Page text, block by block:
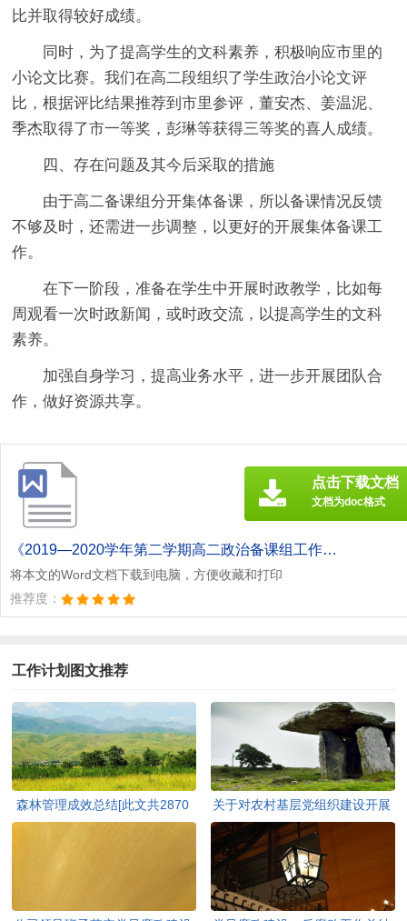
比并取得较好成绩。
同时，为了提高学生的文科素养，积极响应市里的
小论文比赛。我们在高二段组织了学生政治小论文评
比，根据评比结果推荐到市里参评，董安杰、姜温泥、
季杰取得了市一等奖，彭琳等获得三等奖的喜人成绩。
四、存在问题及其今后采取的措施
由于高二备课组分开集体备课，所以备课情况反馈
不够及时，还需进一步调整，以更好的开展集体备课工
作。
在下一阶段，准备在学生中开展时政教学，比如每
周观看一次时政新闻，或时政交流，以提高学生的文科
素养。
加强自身学习，提高业务水平，进一步开展团队合
作，做好资源共享。
《2019—2020学年第二学期高二政治备课组工作总结[此文共1329字].doc》
将本文的Word文档下载到电脑，方便收藏和打印
推荐度：
点击下载文档
文档为doc格式
工作计划图文推荐
森林管理成效总结[此文共2870
关于对农村基层党组织建设开展
调查研究的报告[此文共4063字]